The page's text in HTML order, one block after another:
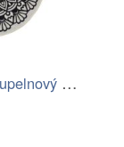
L\'essentiel Koupelnový kobereček Kozzy…